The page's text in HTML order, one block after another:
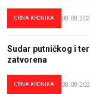
CRNA KRONIKA
Sudar putničkog i
zatvorena
CRNA KRONIKA